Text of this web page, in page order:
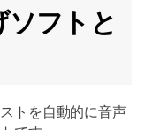
ソフトと
トを自動的に音声